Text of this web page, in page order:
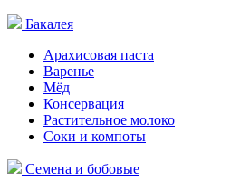
Бакалея
Арахисовая паста
Варенье
Мёд
Консервация
Растительное молоко
Соки и компоты
Семена и бобовые